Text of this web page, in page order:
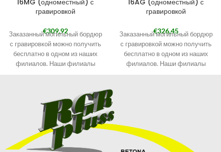
гравировкой
€309,92
Заказанный могильный бордюр
с гравировкой можно получить
бесплатно в одном из наших
филиалов. Наши филиалы
При оформлении заказа
выберите «Самовывоз в
Кандаве» и в примечаниях
укажите филиал, в котором
хотите получить могильный
бордюр.
гравировкой
€326,45
Заказанный могильный бордюр
с гравировкой можно получить
бесплатно в одном из наших
филиалов. Наши филиалы
хотите получить могильный
бордюр.